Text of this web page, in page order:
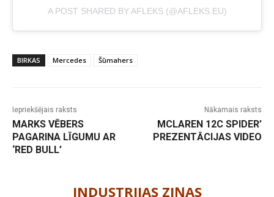
A POST SHARED BY AFLEKS (@AFLEKS.EU)
BIRKAS Mercedes Šūmahers
Iepriekšējais raksts
MARKS VĒBERS
PAGARINA LĪGUMU AR
‘RED BULL’
Nākamais raksts
MCLAREN 12C SPIDER’
PREZENTĀCIJAS VIDEO
INDUSTRIJAS ZIŅAS